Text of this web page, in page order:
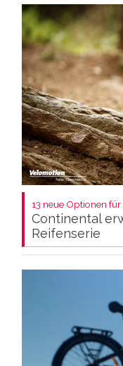
13 neue Optionen
Continental
Reifenserie